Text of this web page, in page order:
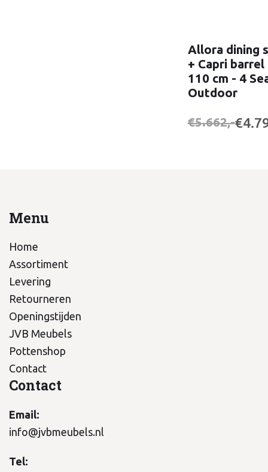
Allora dining
+ Capri
110 cm - 4
Outdoor
€5.662,-
Menu
Home
Assortiment
Levering
Retourneren
Openingstijden
JVB Meubels
Pottenshop
Contact
Contact
Email:
info@jvbmeubels.nl
Tel: